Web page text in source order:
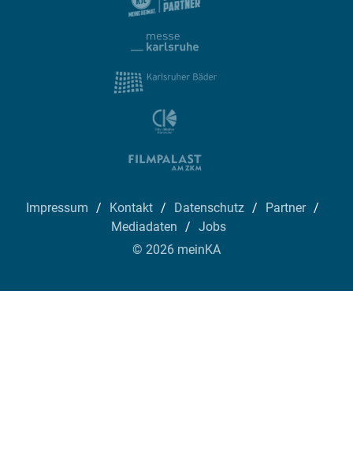
Impressum Kontakt Datenschutz
Partner
Mediadaten
Jobs
© 2026 meinKA